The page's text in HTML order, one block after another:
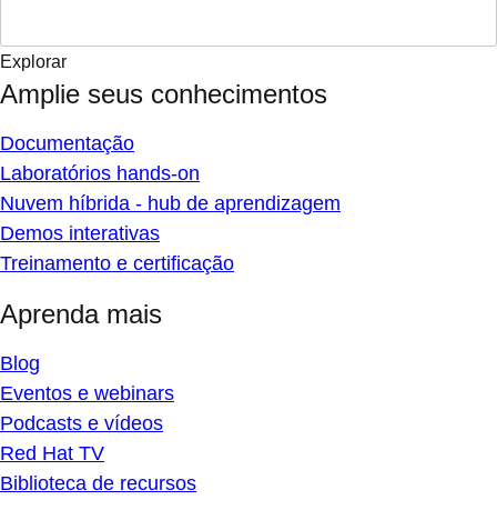
Explorar
Amplie seus conhecimentos
Documentação
Laboratórios hands-on
Nuvem híbrida - hub de aprendizagem
Demos interativas
Treinamento e certificação
Aprenda mais
Blog
Eventos e webinars
Podcasts e vídeos
Red Hat TV
Biblioteca de recursos